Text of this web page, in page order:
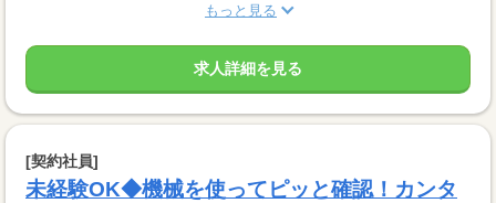
もっと見る
求人詳細を見る
[契約社員]
未経験OK◆機械を使ってピッと確認！カンタ